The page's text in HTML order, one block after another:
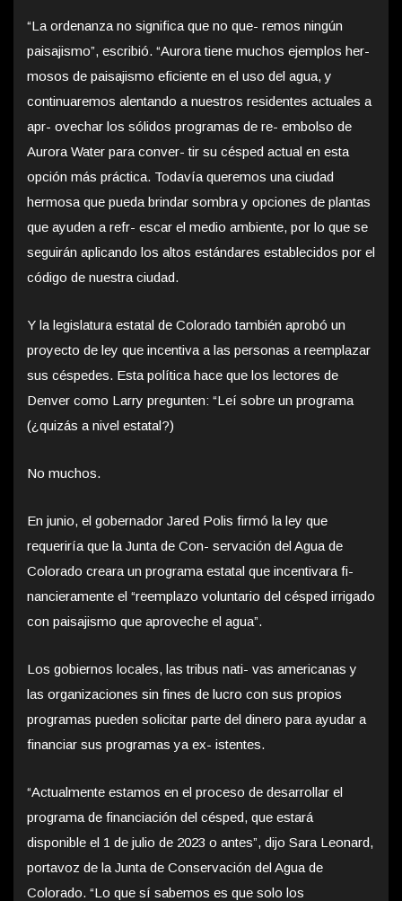
“La ordenanza no significa que no que- remos ningún
paisajismo”, escribió. “Aurora tiene muchos ejemplos her-
mosos de paisajismo eficiente en el uso del agua, y
continuaremos alentando a nuestros residentes actuales a
apr- ovechar los sólidos programas de re- embolso de
Aurora Water para conver- tir su césped actual en esta
opción más práctica. Todavía queremos una ciudad
hermosa que pueda brindar sombra y opciones de plantas
que ayuden a refr- escar el medio ambiente, por lo que se
seguirán aplicando los altos estándares establecidos por el
código de nuestra ciudad.
Y la legislatura estatal de Colorado también aprobó un
proyecto de ley que incentiva a las personas a reemplazar
sus céspedes. Esta política hace que los lectores de
Denver como Larry pregunten: “Leí sobre un programa
(¿quizás a nivel estatal?)
No muchos.
En junio, el gobernador Jared Polis firmó la ley que
requeriría que la Junta de Con- servación del Agua de
Colorado creara un programa estatal que incentivara fi-
nancieramente el “reemplazo voluntario del césped irrigado
con paisajismo que aproveche el agua”.
Los gobiernos locales, las tribus nati- vas americanas y
las organizaciones sin fines de lucro con sus propios
programas pueden solicitar parte del dinero para ayudar a
financiar sus programas ya ex- istentes.
“Actualmente estamos en el proceso de desarrollar el
programa de financiación del césped, que estará
disponible el 1 de julio de 2023 o antes”, dijo Sara Leonard,
portavoz de la Junta de Conservación del Agua de
Colorado. “Lo que sí sabemos es que solo los